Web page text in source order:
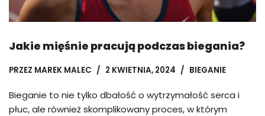
Jakie mięśnie pracują podczas biegania?
PRZEZ MAREK MALEC 2 KWIETNIA, 2024 BIEGANIE
Bieganie to nie tylko dbałość o wytrzymałość serca i
płuc, ale również skomplikowany proces, w którym